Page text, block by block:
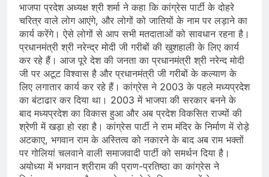
भाजपा प्रदेश अध्यक्ष श्री शर्मा ने कहा कि कांग्रेस पार्टी के दोहरे
चरित्र वाले लोग आएंगे, और लोगों को जातियों के नाम पर लड़ाने का
कार्य करेंगे। ऐसे लोगों से आप सभी मतदाताओं को सावधान रहना है।
प्रधानमंत्री श्री नरेन्द्र मोदी जी गरीबों की खुशहाली के लिए कार्य
कर रहे हैं। आज पूरे देश की जनता का प्रधानमंत्री श्री नरेन्द मोदी
जी पर अटूट विश्वास है और प्रधानमंत्री जी गरीबों के कल्याण के
लिए लगातार कार्य कर रहे हैं। कांग्रेस ने 2003 के पहले मध्यप्रदेश
का बंटाढार कर दिया था। 2003 में भाजपा की सरकार बनने के
बाद मध्यप्रदेश का विकास हुआ और अब प्रदेश विकसित राज्यों की
श्रेणी में खड़ा हो रहा है। कांग्रेस पार्टी ने राम मंदिर के निर्माण में रोड़े
अटकाए, भगवान राम के अस्तित्व को नकारने के बाद अब राम भक्तों
पर गोलियां चलवाने वाली समाजवादी पार्टी को समर्थन दिया है।
अयोध्या में भगवान श्रीराम की प्राण-प्रतिष्ठा का कांग्रेस ने